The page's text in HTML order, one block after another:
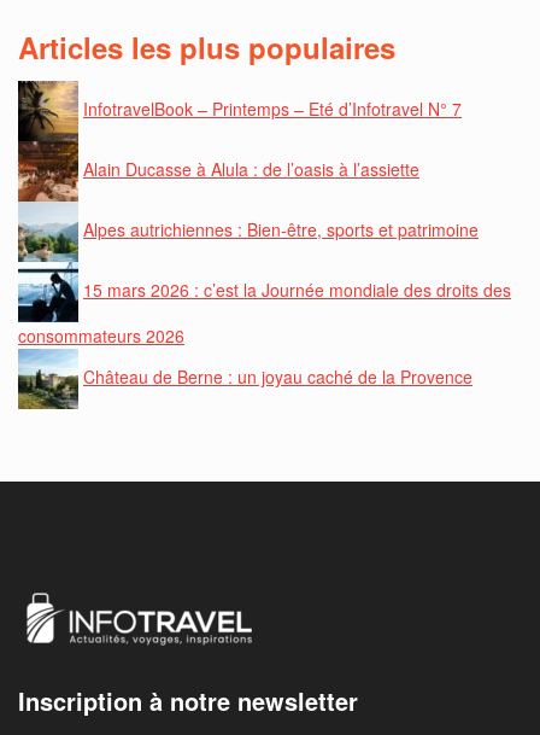
Articles les plus populaires
InfotravelBook – Printemps – Eté d’Infotravel N° 7
Alain Ducasse à Alula : de l’oasis à l’assiette
Alpes autrichiennes : Bien-être, sports et patrimoine
15 mars 2026 : c’est la Journée mondiale des droits des
consommateurs 2026
Château de Berne : un joyau caché de la Provence
Inscription à notre newsletter